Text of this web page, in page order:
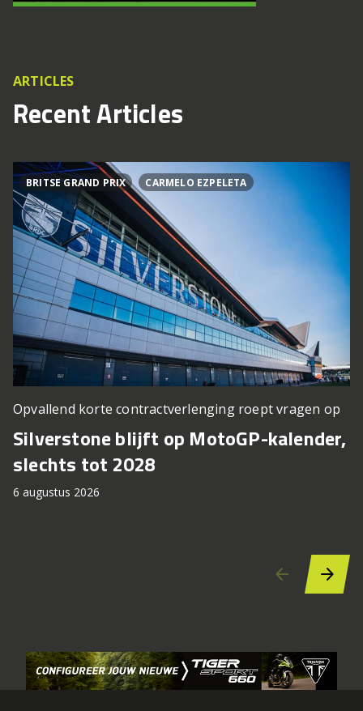
ARTICLES
Recent Articles
BRITSE GRAND PRIX CARMELO EZPELETA
Opvallend korte contractverlenging roept vragen op
Silverstone blijft op MotoGP-kalender,
slechts tot 2028
6 augustus 2026